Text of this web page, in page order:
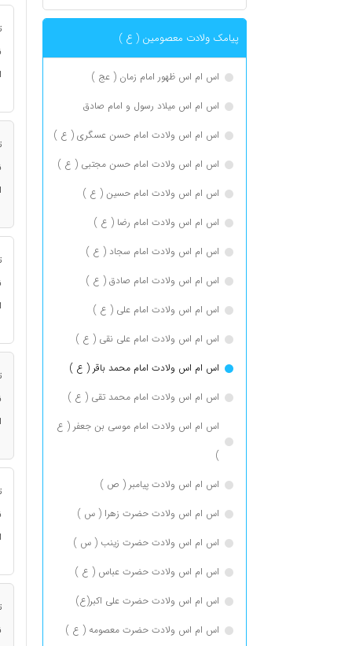
پیامک ولادت معصومین ( ع )
اس ام اس ظهور امام زمان ( عج )
اس ام اس میلاد رسول و امام صادق
اس ام اس ولادت امام حسن عسگری ( ع )
اس ام اس ولادت امام حسن مجتبی ( ع )
اس ام اس ولادت امام حسین ( ع )
اس ام اس ولادت امام رضا ( ع )
اس ام اس ولادت امام سجاد ( ع )
اس ام اس ولادت امام صادق ( ع )
اس ام اس ولادت امام علی ( ع )
اس ام اس ولادت امام علی نقی ( ع )
اس ام اس ولادت امام محمد باقر ( ع )
اس ام اس ولادت امام محمد تقی ( ع )
اس ام اس ولادت امام موسی بن جعفر ( ع
)
اس ام اس ولادت پیامبر ( ص )
اس ام اس ولادت حضرت زهرا ( س )
اس ام اس ولادت حضرت زینب ( س )
اس ام اس ولادت حضرت عباس ( ع )
اس ام اس ولادت حضرت علی اکبر(ع)
اس ام اس ولادت حضرت معصومه ( ع )